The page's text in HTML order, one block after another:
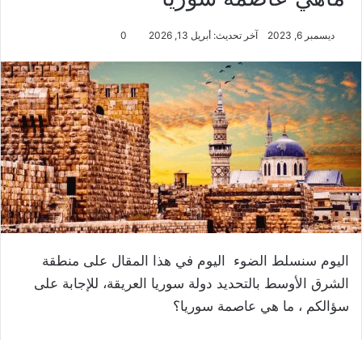
ديسمبر 6, 2023 آخر تحديث: أبريل 13, 2026 0
اليوم سنسلط الضوء اليوم في هذا المقال على منطقة
الشرق الأوسط بالتحديد دولة سوريا العريقة، للإجابة على
سؤالكم ، ما هي عاصمة سوريا؟